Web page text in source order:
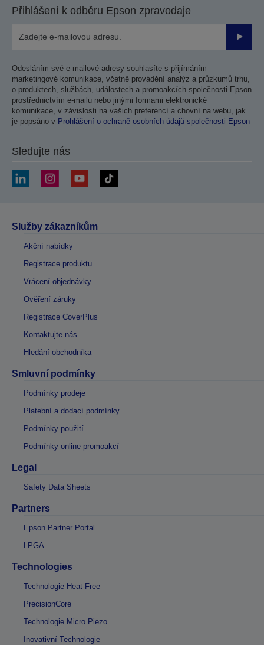
Přihlášení k odběru Epson zpravodaje
Odesláním své e-mailové adresy souhlasíte s přijímáním
marketingové komunikace, včetně provádění analýz a průzkumů trhu,
o produktech, službách, událostech a promoakcích společnosti Epson
prostřednictvím e-mailu nebo jinými formami elektronické
komunikace, v závislosti na vašich preferencí a chovní na webu, jak
je popsáno v Prohlášení o ochraně osobních údajů společnosti Epson
Sledujte nás
Služby zákazníkům
Akční nabídky
Registrace produktu
Vrácení objednávky
Ověření záruky
Registrace CoverPlus
Kontaktujte nás
Hledání obchodníka
Smluvní podmínky
Podmínky prodeje
Platební a dodací podmínky
Podmínky použití
Podmínky online promoakcí
Legal
Safety Data Sheets
Partners
Epson Partner Portal
LPGA
Technologies
Technologie Heat-Free
PrecisionCore
Technologie Micro Piezo
Inovativní Technologie